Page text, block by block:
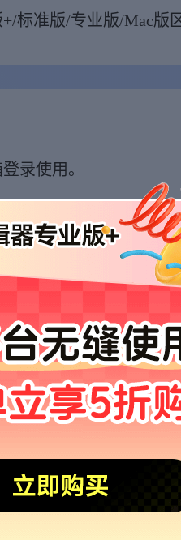
标准版/专业版/Mac版
录使用。
设备同时使用，请按
工作日发到邮箱，请
服。